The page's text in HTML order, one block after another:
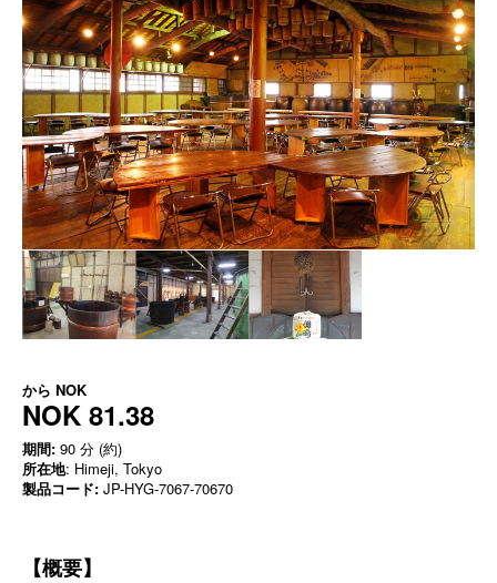
から NOK
NOK 81.38
期間: 90 分 (約)
所在地: Himeji, Tokyo
製品コード: JP-HYG-7067-70670
【概要】